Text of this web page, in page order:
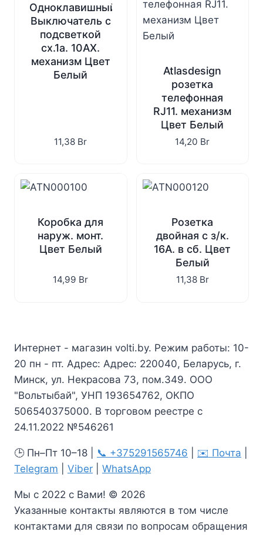
Одноклавишный
Выключатель с
подсветкой
сх.1а. 10АХ.
механизм Цвет
Белый
11,38 Br
Atlasdesign
розетка
телефонная
RJ11. механизм
Цвет Белый
14,20 Br
Коробка для
наруж. монт.
Цвет Белый
14,99 Br
Розетка
двойная с з/к.
16А. в сб. Цвет
Белый
11,38 Br
Интернет - магазин volti.by. Режим работы: 10-
20 пн - пт. Адрес: Адрес: 220040, Беларусь, г.
Минск, ул. Некрасова 73, пом.349. ООО
"Вольтыбай", УНП 193654762, ОКПО
506540375000. В торговом реестре с
24.11.2022 №546261
🕒 Пн–Пт 10–18 | 📞 +375291565746 ✉️ Почта
Telegram
Viber WhatsApp
Мы с 2022 с Вами! © 2026
Указанные контакты являются в том числе
контактами для связи по вопросам обращения